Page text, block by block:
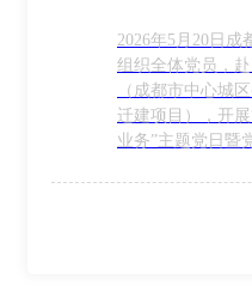
2026年5月20日
组织全体党员，
（成都市中心城
迁建项目），开
业务”主题党日暨